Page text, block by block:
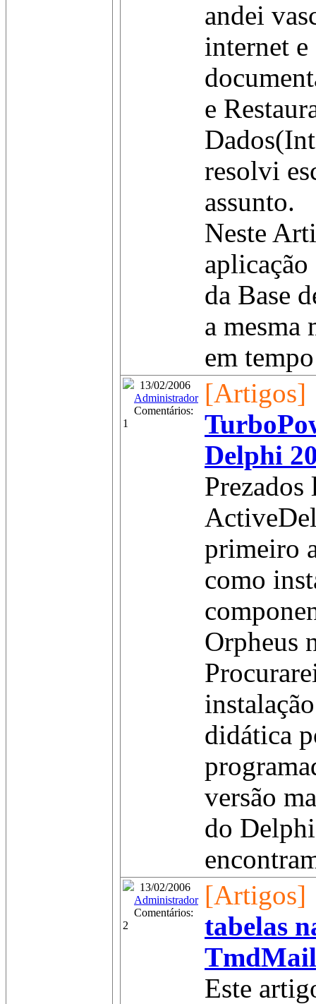
andei
internet
e
resolvi
assunto.
Neste
da Base
a mesma
em
13/02/2006
Administrador
Comentários:
1
[Artigos]
Delphi
Prezados
primeiro
como
Orpheus
didática
versão
do
13/02/2006
Administrador
Comentários:
2
[Artigos]
tabelas
Este